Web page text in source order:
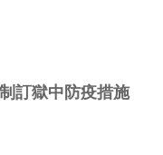
訂獄中防疫措施